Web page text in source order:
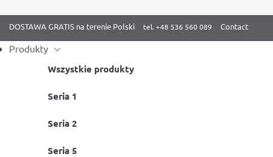
DOSTAWA GRATIS na terenie Polski
Contact
Produkty
Wszystkie produkty
Seria 1
Seria 2
Seria 5